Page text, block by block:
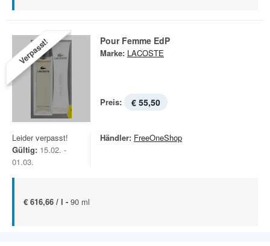
Verpasst! Pour Femme EdP
Marke: LACOSTE
Preis: € 55,50
Leider verpasst!
Gültig: 15.02. -
01.03.
Händler: FreeOneShop
€ 616,66 / l - 90 ml